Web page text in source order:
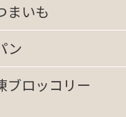
まいも
ン
ブロッコリー